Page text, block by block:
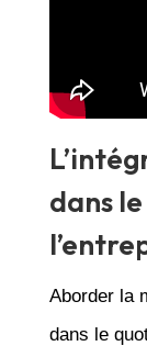
dans
Aborder la
dans le